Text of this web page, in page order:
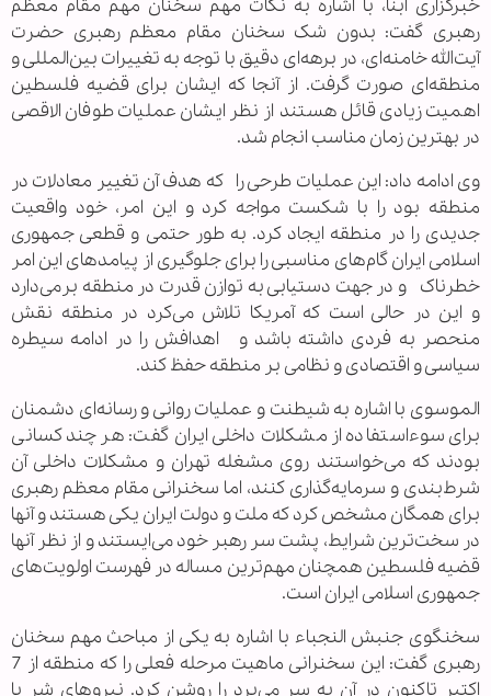
خبرگزاری ابنا، با اشاره به نکات مهم سخنان مهم مقام معظم
رهبری گفت: بدون شک سخنان مقام معظم رهبری حضرت
آیت‌الله خامنه‌ای، در برهه‌ای دقیق با توجه به تغییرات بین‌المللی و
منطقه‌ای صورت گرفت. از آنجا که ایشان برای قضیه فلسطین
اهمیت زیادی قائل هستند از نظر ایشان عملیات طوفان الاقصی
در بهترین زمان مناسب انجام شد.
وی ادامه داد: این عملیات طرحی را که هدف آن تغییر معادلات در
منطقه بود را با شکست مواجه کرد و این امر، خود واقعیت
جدیدی را در منطقه ایجاد کرد. به طور حتمی و قطعی جمهوری
اسلامی ایران گام‌های مناسبی را برای جلوگیری از پیامدهای این امر
خطرناک و در جهت دستیابی به توازن قدرت در منطقه برمی‌دارد
و این در حالی است که آمریکا تلاش می‌کرد در منطقه نقش
منحصر به فردی داشته باشد و اهدافش را در ادامه سیطره
سیاسی و اقتصادی و نظامی بر منطقه حفظ کند.
الموسوی با اشاره به شیطنت و عملیات روانی و رسانه‌ای دشمنان
برای سوء‌استفاده از مشکلات داخلی ایران گفت: هر چند کسانی
بودند که می‌خواستند روی مشغله تهران و مشکلات داخلی آن
شرط‌بندی و سرمایه‌گذاری کنند، اما سخنرانی مقام معظم رهبری
برای همگان مشخص کرد که ملت و دولت ایران یکی هستند و آنها
در سخت‌ترین شرایط، پشت سر رهبر خود می‌ایستند و از نظر آنها
قضیه فلسطین همچنان مهم‌ترین مساله در فهرست اولویت‌های
جمهوری اسلامی ایران است.
سخنگوی جنبش النجباء با اشاره به یکی از مباحث مهم سخنان
رهبری گفت: این سخنرانی ماهیت مرحله فعلی را که منطقه از 7
اکتبر تاکنون در آن به سر می‌برد را روشن کرد. نیروهای شر با